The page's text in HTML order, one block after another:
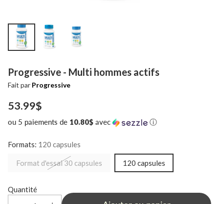
Progressive - Multi hommes actifs
Fait par Progressive
Prix
habituel
53.99$
ou 5 paiements de 10.80$ avec ⓘ
Formats: 120 capsules
Format d'essai 30 capsules 120 capsules
Quantité